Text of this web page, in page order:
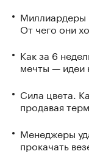
Миллиардеры
От чего они
Как за 6
мечты — идеи
Сила цвета.
продавая
Менеджеры
прокачать